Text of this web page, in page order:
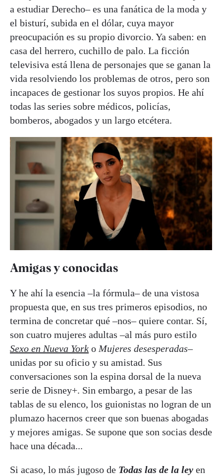
a estudiar Derecho– es una fanática de la moda y
el bisturí, subida en el dólar, cuya mayor
preocupación es su propio divorcio. Ya saben: en
casa del herrero, cuchillo de palo. La ficción
televisiva está llena de personajes que se ganan la
vida resolviendo los problemas de otros, pero son
incapaces de gestionar los suyos propios. He ahí
todas las series sobre médicos, policías,
bomberos, abogados y un largo etcétera.
Amigas y conocidas
Y he ahí la esencia –la fórmula– de una vistosa
propuesta que, en sus tres primeros episodios, no
termina de concretar qué –nos– quiere contar. Sí,
son cuatro mujeres adultas –al más puro estilo
Sexo en Nueva York o Mujeres desesperadas–
unidas por su oficio y su amistad. Sus
conversaciones son la espina dorsal de la nueva
serie de Disney+. Sin embargo, a pesar de las
tablas de su elenco, los guionistas no logran de un
plumazo hacernos creer que son buenas abogadas
y mejores amigas. Se supone que son socias desde
hace una década...
Si acaso, lo más jugoso de Todas las de la ley en